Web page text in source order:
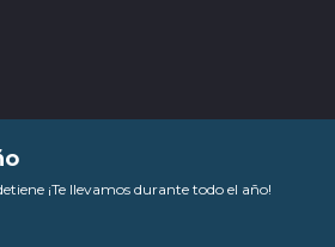
¡Te llevamos durante todo el año!